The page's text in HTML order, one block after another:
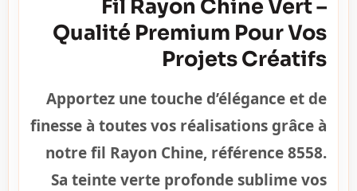
Fil Rayon Chine Vert –
Qualité Premium Pour Vos
Projets Créatifs
Apportez une touche d’élégance et de
finesse à toutes vos réalisations grâce à
notre fil Rayon Chine, référence 8558.
Sa teinte verte profonde sublime vos